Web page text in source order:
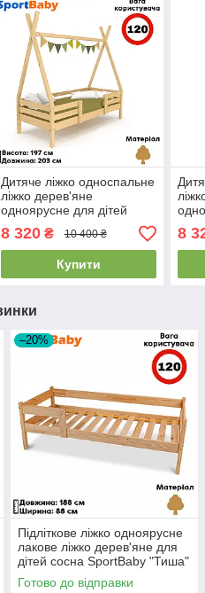
Дитяче ліжко односпальне
ліжко дерев'яне
одноярусне для дітей
(80х190см)
8 320₴ 10 400 ₴
Купити
8
–20%
Підліткове ліжко одноярусне
лакове ліжко дерев'яне для
дітей сосна SportBaby "Тиша"
(80x180см)
Готово до відправки